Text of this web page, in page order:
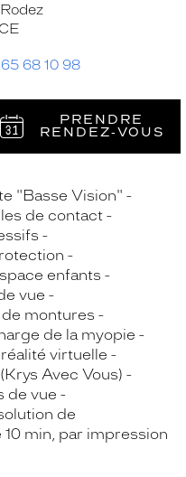
68 10 98
PRENDRE
RENDEZ‑VOUS
"Basse Vision"
de contact
enfants
vue
montures
de la myopie
virtuelle
Avec Vous)
de vue
de
min, par impression